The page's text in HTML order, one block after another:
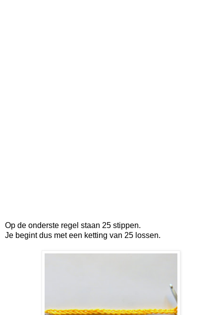
Op de onderste regel staan 25 stippen.
Je begint dus met een ketting van 25 lossen.